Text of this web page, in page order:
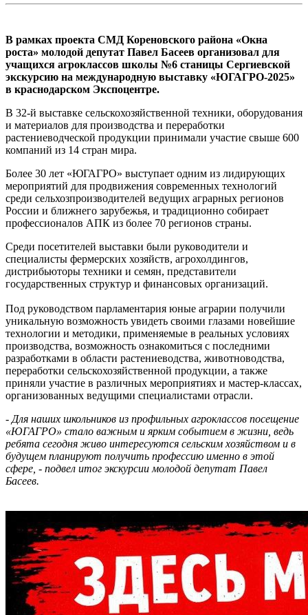
В рамках проекта СМД Кореновского района «Окна
роста» молодой депутат Павел Басеев организовал для
учащихся агроклассов школы №6 станицы Сергиевской
экскурсию на международную выставку «ЮГАГРО-2025»
в краснодарском Экспоцентре.
В 32-й выставке сельскохозяйственной техники, оборудования
и материалов для производства и переработки
растениеводческой продукции принимали участие свыше 600
компаний из 14 стран мира.
Более 30 лет «ЮГАГРО» выступает одним из лидирующих
мероприятий для продвижения современных технологий
среди сельхозпроизводителей ведущих аграрных регионов
России и ближнего зарубежья, и традиционно собирает
профессионалов АПК из более 70 регионов страны.
Среди посетителей выставки были руководители и
специалисты фермерских хозяйств, агрохолдингов,
дистрибьюторы техники и семян, представители
государственных структур и финансовых организаций.
Под руководством парламентария юные аграрии получили
уникальную возможность увидеть своими глазами новейшие
технологии и методики, применяемые в реальных условиях
производства, возможность ознакомиться с последними
разработками в области растениеводства, животноводства,
переработки сельскохозяйственной продукции, а также
приняли участие в различных мероприятиях и мастер-классах,
организованных ведущими специалистами отрасли.
- Для наших школьников из профильных агроклассов посещение
«ЮГАГРО» стало важным и ярким событием в жизни, ведь
ребята сегодня живо интересуются сельским хозяйством и в
будущем планируют получить профессию именно в этой
сфере, - подвел итог экскурсии молодой депутат Павел
Басеев.